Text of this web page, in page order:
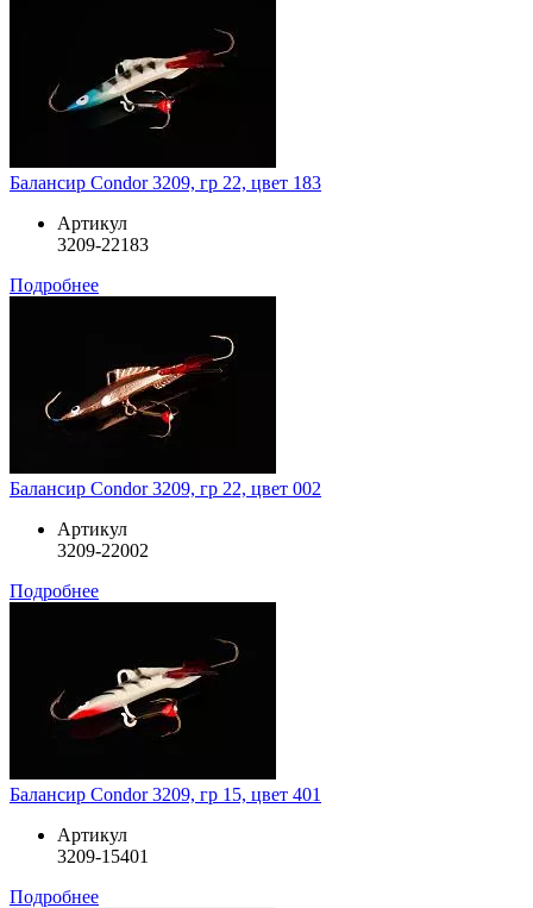
Балансир Condor 3209, гр 22, цвет 183
Артикул
3209-22183
Подробнее
Балансир Condor 3209, гр 22, цвет 002
Артикул
3209-22002
Подробнее
Балансир Condor 3209, гр 15, цвет 401
Артикул
3209-15401
Подробнее